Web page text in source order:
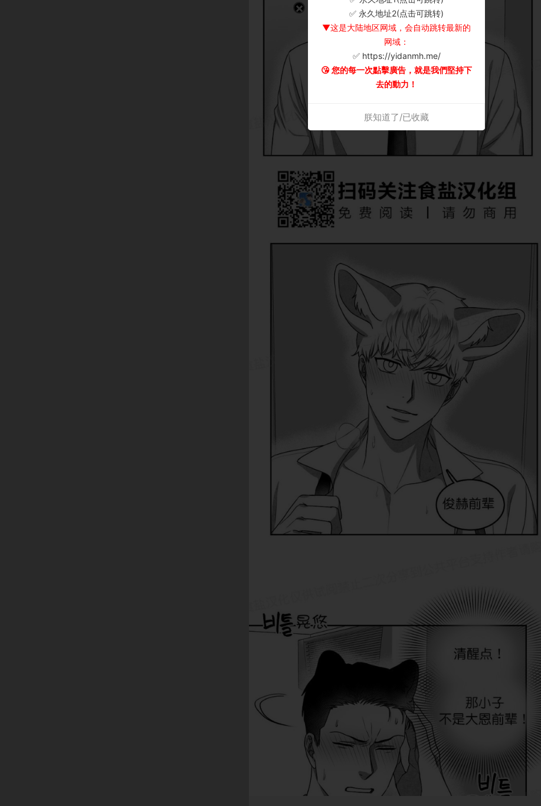
✅ 永久地址2(点击可跳转)
▼这是大陆地区网域，会自动跳转最新的
网域：
✅ https://yidanmh.me/
😘 您的每一次點擊廣告，就是我們堅持下
去的動力！
朕知道了/已收藏
×